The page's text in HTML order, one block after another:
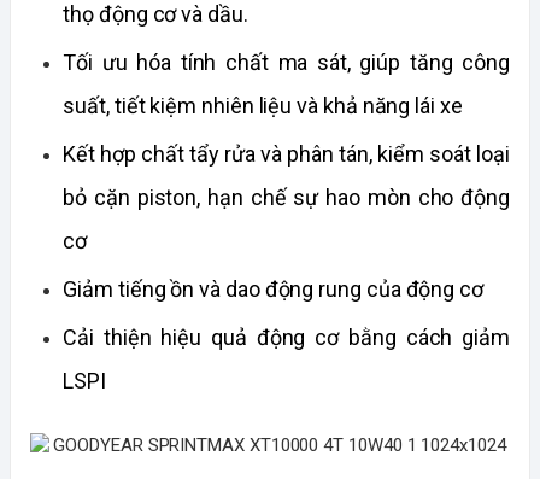
thọ động cơ và dầu.
Tối ưu hóa tính chất ma sát, giúp tăng công
suất, tiết kiệm nhiên liệu và khả năng lái xe
Kết hợp chất tẩy rửa và phân tán, kiểm soát loại
bỏ cặn piston, hạn chế sự hao mòn cho động
cơ
Giảm tiếng ồn và dao động rung của động cơ
Cải thiện hiệu quả động cơ bằng cách giảm
LSPI